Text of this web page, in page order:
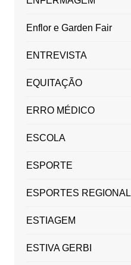
Enflor e Garden Fair
ENTREVISTA
EQUITAÇÃO
ERRO MÉDICO
ESCOLA
ESPORTE
ESPORTES REGIONAL
ESTIAGEM
ESTIVA GERBI